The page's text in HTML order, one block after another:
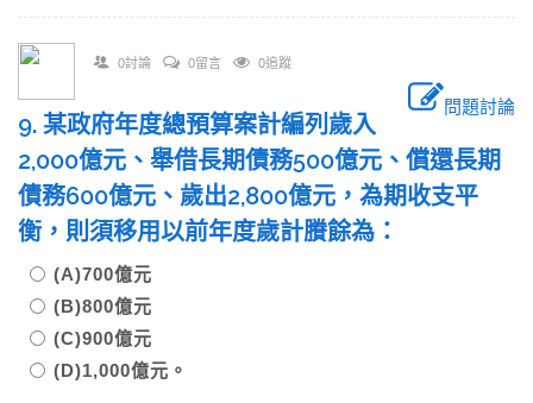
0討論 0留言 0追蹤
問題討論
9. 某政府年度總預算案計編列歲入
2,000億元、舉借長期債務500億元、償還長期
債務600億元、歲出2,800億元，為期收支平
衡，則須移用以前年度歲計賸餘為：
(A)700億元
(B)800億元
(C)900億元
(D)1,000億元。